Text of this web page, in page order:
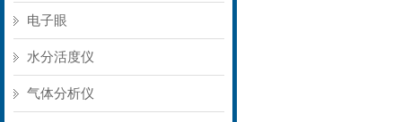
电子眼
水分活度仪
气体分析仪